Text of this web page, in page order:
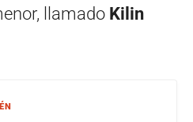
llamado Kilin